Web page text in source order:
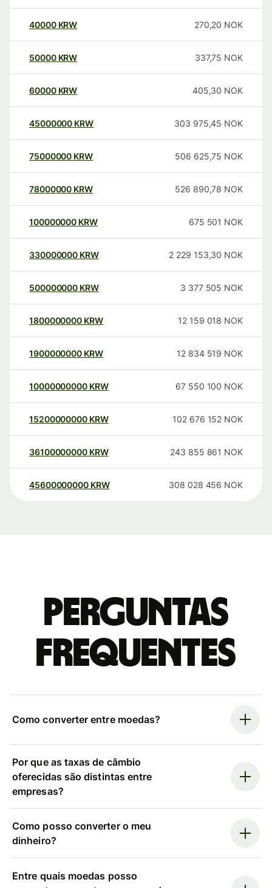
40000 KRW 270,20 NOK
50000 KRW 337,75 NOK
60000 KRW 405,30 NOK
45000000 KRW 303 975,45 NOK
75000000 KRW 506 625,75 NOK
78000000 KRW 526 890,78 NOK
100000000 KRW 675 501 NOK
330000000 KRW 2 229 153,30 NOK
500000000 KRW 3 377 505 NOK
1800000000 KRW 12 159 018 NOK
1900000000 KRW 12 834 519 NOK
10000000000 KRW 67 550 100 NOK
15200000000 KRW 102 676 152 NOK
36100000000 KRW 243 855 861 NOK
45600000000 KRW 308 028 456 NOK
Perguntas
frequentes
Como converter entre moedas?
Por que as taxas de câmbio
oferecidas são distintas entre
empresas?
Como posso converter o meu
dinheiro?
Entre quais moedas posso